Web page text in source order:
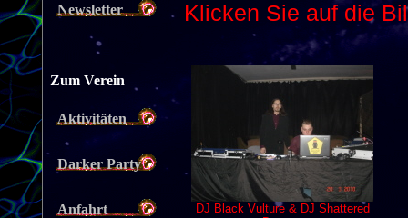
Newsletter
Zum Verein
Aktivitäten
Darker Party
Anfahrt